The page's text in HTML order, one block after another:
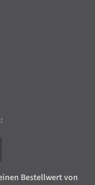
Bestellwert von